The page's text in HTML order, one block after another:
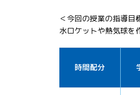
＜今回の授業の指導目
水ロケットや熱気球を
時間配分